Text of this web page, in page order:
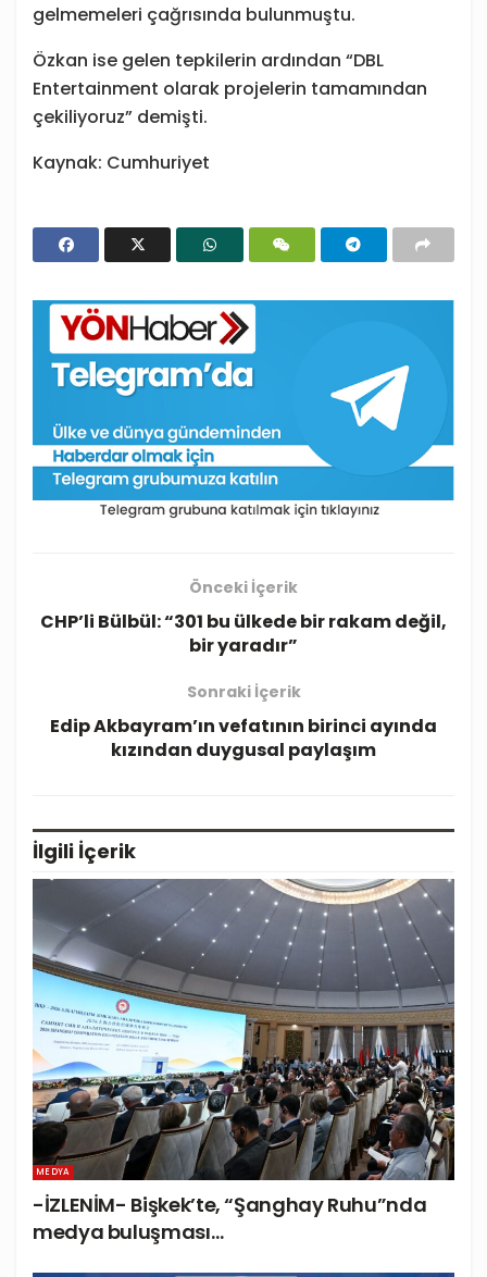
gelmemeleri çağrısında bulunmuştu.
Özkan ise gelen tepkilerin ardından “DBL
Entertainment olarak projelerin tamamından
çekiliyoruz” demişti.
Kaynak: Cumhuriyet
Önceki İçerik
CHP’li Bülbül: “301 bu ülkede bir rakam değil,
bir yaradır”
Sonraki İçerik
Edip Akbayram’ın vefatının birinci ayında
kızından duygusal paylaşım
İlgili İçerik
MEDYA
-İZLENİM- Bişkek’te, “Şanghay Ruhu”nda
medya buluşması…